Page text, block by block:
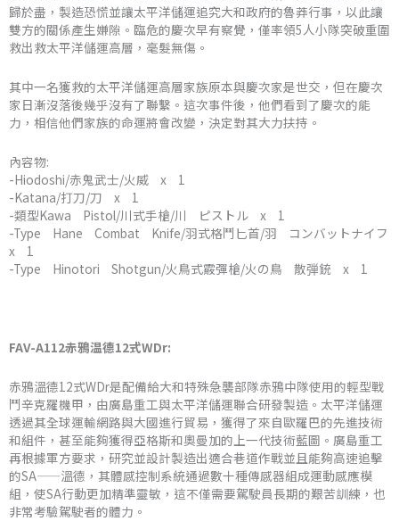
NT$2,920
歸於盡，製造恐慌並讓太平洋儲運追究大和政府的魯莽行事，以此讓
雙方的關係產生嫌隙。臨危的慶次早有察覺，僅率領5人小隊突破重圍
救出救太平洋儲運高層，毫髮無傷。
其中一名獲救的太平洋儲運高層家族原本與慶次家是世交，但在慶次
家日漸沒落後幾乎沒有了聯繫。這次事件後，他們看到了慶次的能
力，相信他們家族的命運將會改變，決定對其大力扶持。
內容物:
-Hiodoshi/赤鬼武士/火威 x 1
-Katana/打刀/刀 x 1
-類型Kawa Pistol/川式手槍/川 ピストル x 1
-Type Hane Combat Knife/羽式格鬥匕首/羽 コンバットナイフ
x 1
-Type Hinotori Shotgun/火鳥式霰彈槍/火の鳥 散弾銃 x 1
FAV-A112赤鴉温德12式WDr:
赤鴉溫德12式WDr是配備給大和特殊急襲部隊赤鴉中隊使用的輕型戰
鬥辛克羅機甲，由廣島重工與太平洋儲運聯合研發製造。太平洋儲運
透過其全球運輸網路與大國進行貿易，獲得了來自歐羅巴的先進技術
和組件，甚至能夠獲得亞格斯和奧曼加的上一代技術藍圖。廣島重工
再根據軍方要求，研究並設計製造出適合巷道作戰並且能夠高速追擊
的SA——溫德，其體感控制系統通過數十種傳感器組成運動感應模
組，使SA行動更加精準靈敏，這不僅需要駕駛員長期的艱苦訓練，也
非常考驗駕駛者的體力。